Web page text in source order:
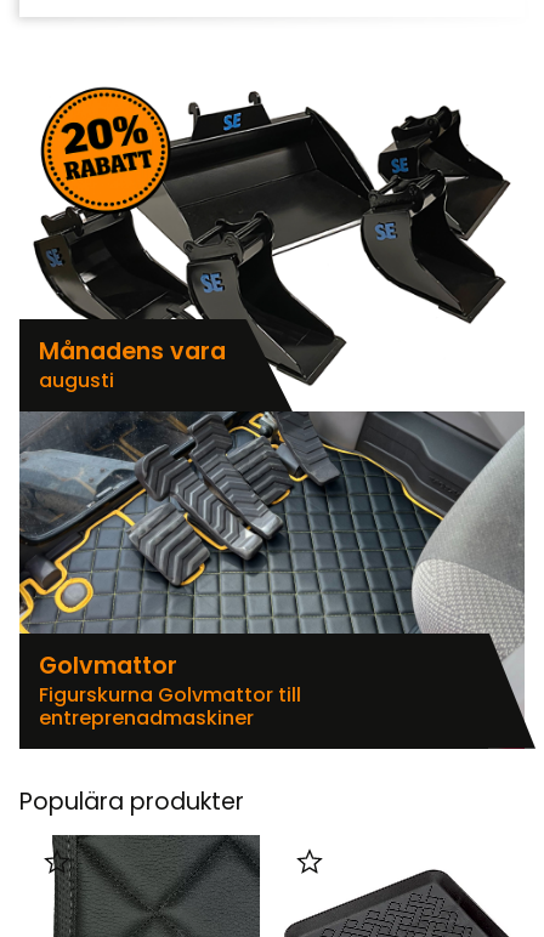
Månadens vara
augusti
Golvmattor
Figurskurna Golvmattor till
entreprenadmaskiner
Populära produkter
Lägg till i favoriter Lägg till i favoriter